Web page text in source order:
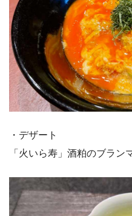
・デザート
「火いら寿」酒粕のブラ